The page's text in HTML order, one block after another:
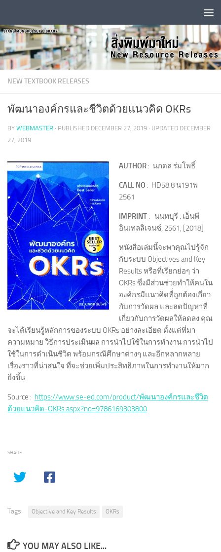
NEW TEXTBOOK RELEASES
พัฒนาองค์กรและชีวิตด้วยแนวคิด OKRs
BY WEBMASTER · PUBLISHED DECEMBER 27, 2019 · UPDATED DECEMBER
27, 2019
AUTHOR : นภดล ร่มโพธิ์
CALL NO : HD58.8 น191พ
2561
IMPRINT : นนทบุรี : เอ็นพี
อินเทลลิเจนซ์, 2561, [2018]
หนังสือเล่มนี้จะพาคุณไปรู้จัก
กับระบบ Objectives and Key
Results หรือที่เรียกย่อๆ ว่า
OKRs ซึ่งมีส่วนช่วยทำให้คนใน
องค์กรมีแนวคิดที่่ถูกต้องเกี่ยว
กับการวัดผล และลดปัญหาที่
เกี่ยวกับการวัดผลให้ลดลง คุณ
จะได้เรียนรู้หลักการของระบบ OKRs อย่างละเอียด ตั้งแต่ที่มา
ความหมาย วิธีการประเมินผล การนำไปใช้ในการทำงาน การนำไป
ใช้ในการดำเนินชีวิต พร้อมกรณีศึกษาต่างๆ และอีกหลากหลาย
เรื่องราวที่น่าสนใจ ที่จะช่วยเพิ่มประสิทธิภาพในการทำงานให้มาก
ยิ่งขึ้น
Source : https://www.se-ed.com/product/พัฒนาองค์กรและชีวิต
ด้วยแนวคิด-OKRs.aspx?no=9786169303800
SHARE
Tags: Objective and Key Results OKRs
YOU MAY ALSO LIKE...